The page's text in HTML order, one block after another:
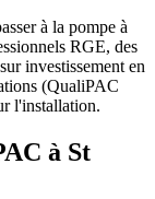
à la pompe à
RGE, des
investissement en
(QualiPAC
l'installation.
à St